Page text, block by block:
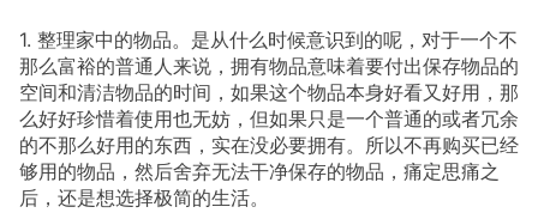
1. 整理家中的物品。是从什么时候意识到的呢，对于一个不
那么富裕的普通人来说，拥有物品意味着要付出保存物品的
空间和清洁物品的时间，如果这个物品本身好看又好用，那
么好好珍惜着使用也无妨，但如果只是一个普通的或者冗余
的不那么好用的东西，实在没必要拥有。所以不再购买已经
够用的物品，然后舍弃无法干净保存的物品，痛定思痛之
后，还是想选择极简的生活。